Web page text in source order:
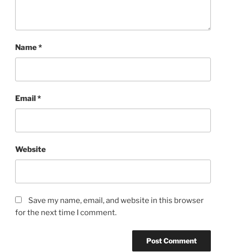
Name*
Email*
Website
Save my name, email, and website in this browser
for the next time I comment.